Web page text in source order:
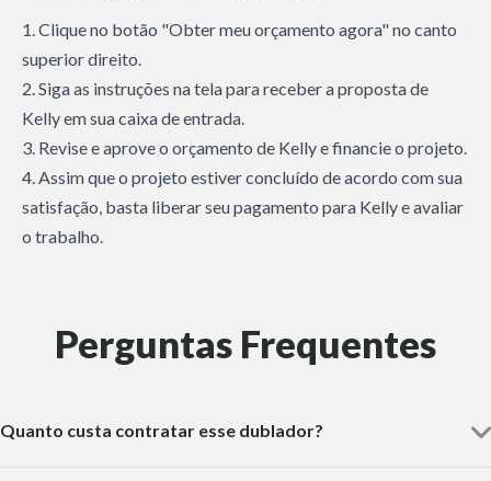
1. Clique no botão "Obter meu orçamento agora" no canto
superior direito.
2. Siga as instruções na tela para receber a proposta de
Kelly em sua caixa de entrada.
3. Revise e aprove o orçamento de Kelly e financie o projeto.
4. Assim que o projeto estiver concluído de acordo com sua
satisfação, basta liberar seu pagamento para Kelly e avaliar
o trabalho.
Perguntas Frequentes
Quanto custa contratar esse dublador?